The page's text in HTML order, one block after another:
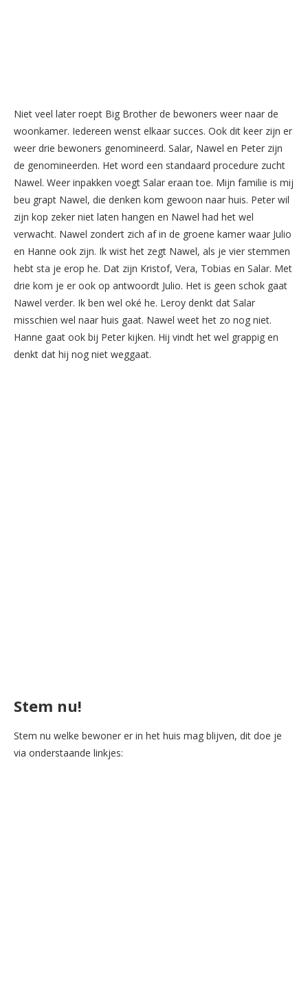
Niet veel later roept Big Brother de bewoners weer naar de
woonkamer. Iedereen wenst elkaar succes. Ook dit keer zijn er
weer drie bewoners genomineerd. Salar, Nawel en Peter zijn
de genomineerden. Het word een standaard procedure zucht
Nawel. Weer inpakken voegt Salar eraan toe. Mijn familie is mij
beu grapt Nawel, die denken kom gewoon naar huis. Peter wil
zijn kop zeker niet laten hangen en Nawel had het wel
verwacht. Nawel zondert zich af in de groene kamer waar Julio
en Hanne ook zijn. Ik wist het zegt Nawel, als je vier stemmen
hebt sta je erop he. Dat zijn Kristof, Vera, Tobias en Salar. Met
drie kom je er ook op antwoordt Julio. Het is geen schok gaat
Nawel verder. Ik ben wel oké he. Leroy denkt dat Salar
misschien wel naar huis gaat. Nawel weet het zo nog niet.
Hanne gaat ook bij Peter kijken. Hij vindt het wel grappig en
denkt dat hij nog niet weggaat.
Stem nu!
Stem nu welke bewoner er in het huis mag blijven, dit doe je
via onderstaande linkjes: